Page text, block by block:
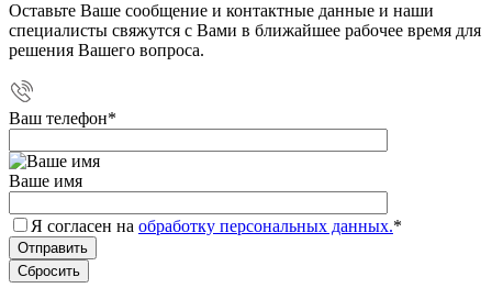
Оставьте Ваше сообщение и контактные данные и наши
специалисты свяжутся с Вами в ближайшее рабочее время для
решения Вашего вопроса.
Ваш телефон*
Ваше имя
Я согласен на обработку персональных данных.*